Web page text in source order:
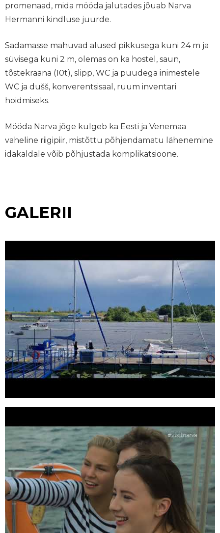
promenaad, mida mööda jalutades jõuab Narva
Hermanni kindluse juurde.
Sadamasse mahuvad alused pikkusega kuni 24 m ja
süvisega kuni 2 m, olemas on ka hostel, saun,
tõstekraana (10t), slipp, WC ja puudega inimestele
WC ja dušš, konverentsisaal, ruum inventari
hoidmiseks.
Mööda Narva jõge kulgeb ka Eesti ja Venemaa
vaheline riigipiir, mistõttu põhjendamatu lähenemine
idakaldale võib põhjustada komplikatsioone.
GALERII